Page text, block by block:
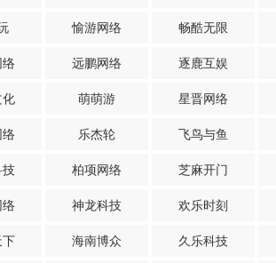
愉游网络 畅酷无限
络 远鹏网络 逐鹿互娱
化 萌萌游 星晋网络
络 乐杰轮 飞鸟与鱼
技 柏项网络 芝麻开门
络 神龙科技 欢乐时刻
下 海南博众 久乐科技